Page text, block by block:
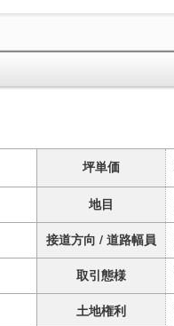
坪単価
地目
接道方向 / 道路幅員
取引態様
土地権利